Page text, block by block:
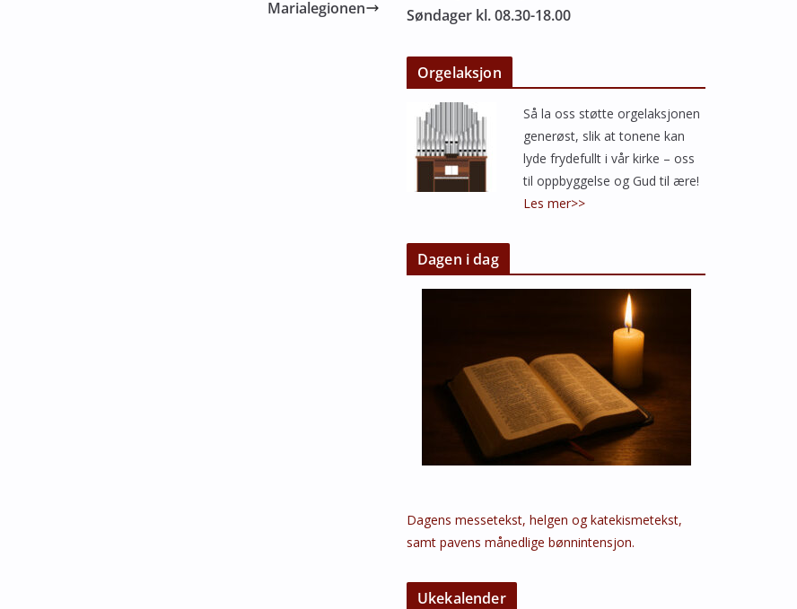
Marialegionen
Søndager kl. 08.30-18.00
Orgelaksjon
Så la oss støtte orgelaksjonen
generøst, slik at tonene kan
lyde frydefullt i vår kirke – oss
til oppbyggelse og Gud til ære!
Les mer>>
Dagen i dag
Dagens messetekst, helgen og katekismetekst,
samt pavens månedlige bønnintensjon.
Ukekalender